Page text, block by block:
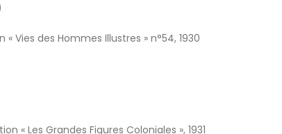
Vies des Hommes Illustres » n°54, 1930
« Les Grandes Figures Coloniales », 1931